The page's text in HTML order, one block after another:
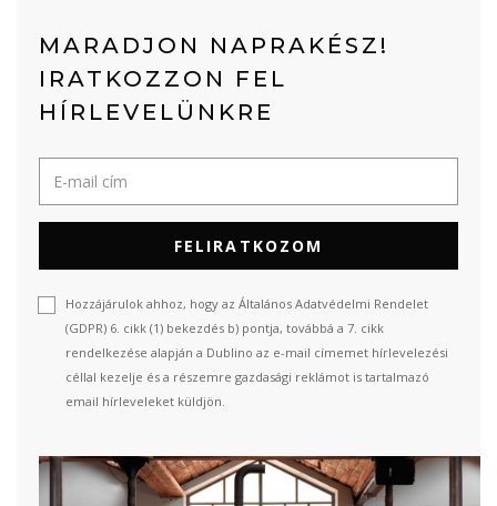
MARADJON NAPRAKÉSZ!
IRATKOZZON FEL
HÍRLEVELÜNKRE
FELIRATKOZOM
Hozzájárulok ahhoz, hogy az Általános Adatvédelmi Rendelet
(GDPR) 6. cikk (1) bekezdés b) pontja, továbbá a 7. cikk
rendelkezése alapján a Dublino az e-mail címemet hírlevelezési
céllal kezelje és a részemre gazdasági reklámot is tartalmazó
email hírleveleket küldjön.